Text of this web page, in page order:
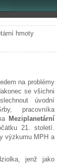
hmoty
na problémy
se všichni
úvodní
pracovníka
Meziplanetární
21. století.
výzkumu MPH a
jenž jako